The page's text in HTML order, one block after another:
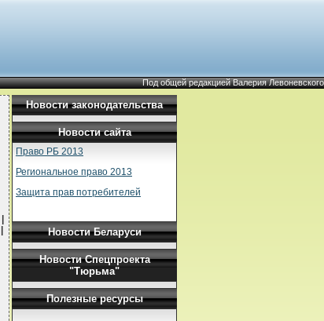
Под общей редакцией Валерия Левоневского
Новости законодательства
Новости сайта
Право РБ 2013
Региональное право 2013
Защита прав потребителей
Новости Беларуси
Новости Спецпроекта
"Тюрьма"
Полезные ресурсы